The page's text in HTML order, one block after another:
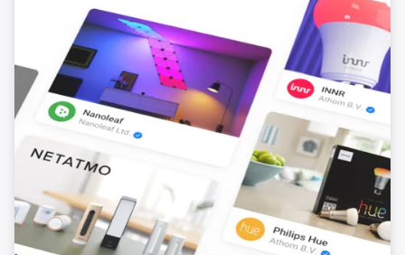
Sinterklaas-radio : http://stream03.sintradio.nl/stream
German
538 Verrückte Halbe Stunde :
http://20103.live.streamtheworld.com/TLPSTR21.mp3
Changelog